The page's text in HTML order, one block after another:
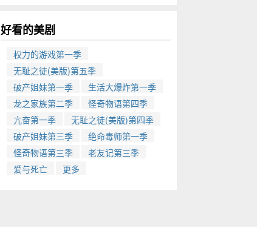
好看的美剧
权力的游戏第一季
无耻之徒(美版)第五季
破产姐妹第一季
生活大爆炸第一季
龙之家族第二季
怪奇物语第四季
亢奋第一季
无耻之徒(美版)第四季
破产姐妹第三季
绝命毒师第一季
怪奇物语第三季
老友记第三季
爱与死亡
更多